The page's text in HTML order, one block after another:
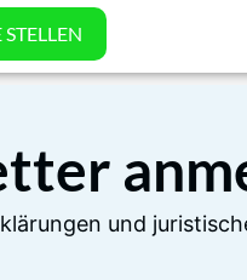
und